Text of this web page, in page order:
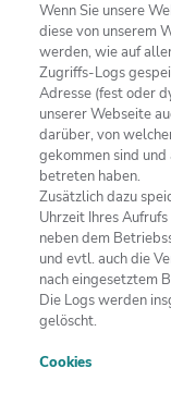
Wenn Sie unsere
diese von unserem
werden, wie auf
Zugriffs-Logs
Adresse (fest oder
unserer Webseite
darüber, von
gekommen sind
betreten haben.
Zusätzlich dazu
Uhrzeit Ihres
neben dem
und evtl. auch die
nach eingesetztem
Die Logs werden
gelöscht.
Cookies